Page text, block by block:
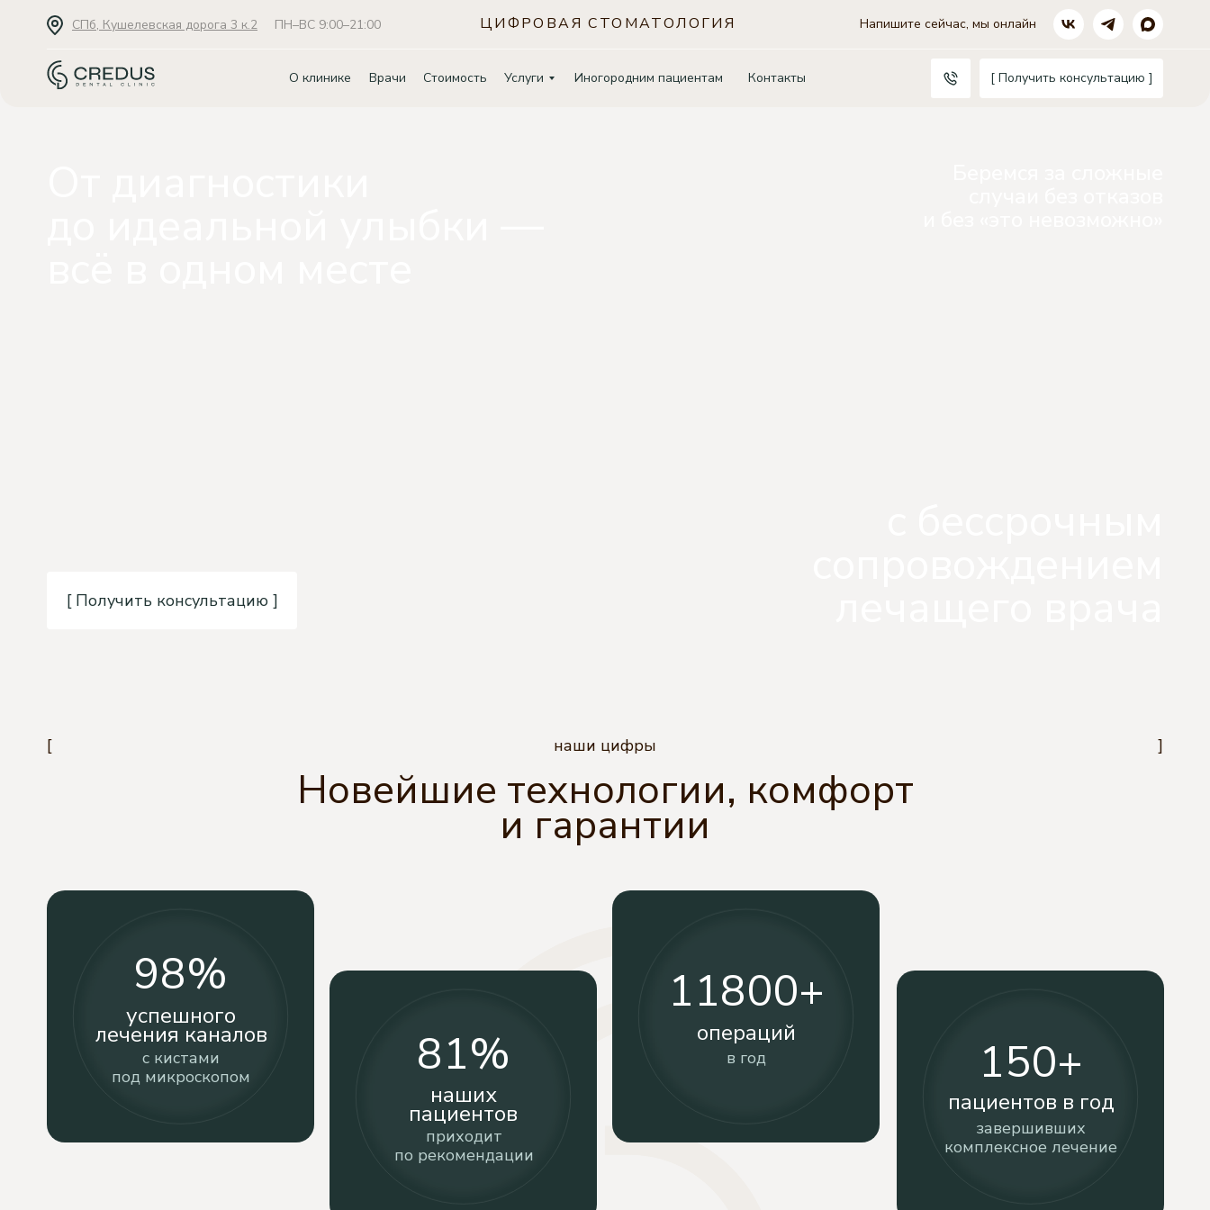
ЦИФРОВАЯ СТОМАТОЛОГИЯ Напишите сейчас, мы онлайн
ПН–ВС 9:00–21:00
СПб, Кушелевская дорога 3 к.2
Контакты
Иногородним пациентам
Услуги
Стоимость
Врачи
О клинике [ Получить консультацию ]
[ Получить консультацию ]
Новейшие технологии, комфорт
и гарантии
[ ]
наши цифры
11800+
в год
операций 150+
завершивших
комплексное лечение
пациентов в год
81%
приходит
по рекомендации
наших
пациентов
98%
с кистами
под микроскопом
успешного
лечения каналов